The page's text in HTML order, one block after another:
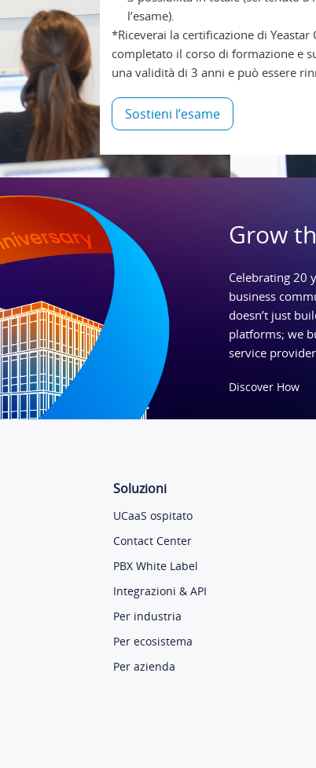
l’esame).
*Riceverai la certificazione di
completato il corso di formazione e
una validità di 3 anni e può essere
Sostieni l’esame
Grow
Celebrating 20
business
doesn’t just
platforms; we
service
Discover How
Soluzioni
UCaaS ospitato
Contact Center
PBX White Label
Integrazioni & API
Per industria
Per ecosistema
Per azienda